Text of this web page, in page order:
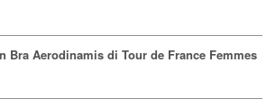
Bra Aerodinamis di Tour de France Femmes